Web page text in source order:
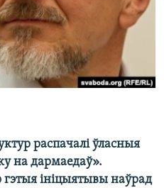
распачалі ўласныя
на дармаедаў».
ініцыятывы наўрад